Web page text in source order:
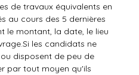
de travaux équivalents en
au cours des 5 dernières
le montant, la date, le lieu
les candidats ne
disposent de peu de
par tout moyen qu'ils